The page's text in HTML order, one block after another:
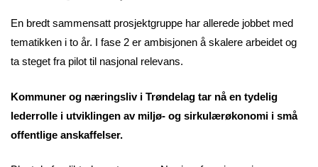
En bredt sammensatt prosjektgruppe har allerede jobbet med
tematikken i to år. I fase 2 er ambisjonen å skalere arbeidet og
ta steget fra pilot til nasjonal relevans.
Kommuner og næringsliv i Trøndelag tar nå en tydelig
lederrolle i utviklingen av miljø- og sirkulærøkonomi i små
offentlige anskaffelser.